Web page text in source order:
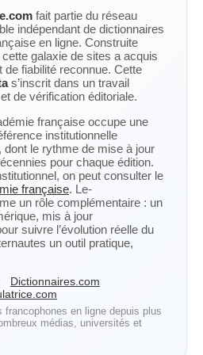
fait partie du réseau
indépendant de dictionnaires
en ligne. Construite
galaxie de sites a acquis
de fiabilité reconnue. Cette
s’inscrit dans un travail
de vérification éditoriale.
française occupe une
institutionnelle
dont le rythme de mise à jour
pour chaque édition.
on peut consulter le
française. Le-
un rôle complémentaire : un
mis à jour
suivre l’évolution réelle du
un outil pratique,
Dictionnaires.com
francophones en ligne depuis plus
médias, universités et